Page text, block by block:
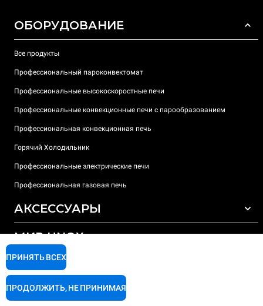
ОБОРУДОВАНИЕ
Все продукты
Профессиональный пароконвектомат
Профессиональные высокоскоростные печи
Профессиональные конвекционные печи с парообразованием
Профессиональная конвекционная печь
Горячий Холодильник
Профессиональные электрические печи
Профессиональная газовая печь
АКСЕССУАРЫ
Моющие средства для автоматической мойки
Моющие средства для мойки вручную
Ионообменный фильтр
МИР UNOX
Наши офисы по всему миру
ПОДДЕРЖКА
Гарантия Unox
ПРИНЯТЬ ВСЕХ
ПРОДОЛЖИТЬ, НЕ ПРИНИМАЯ